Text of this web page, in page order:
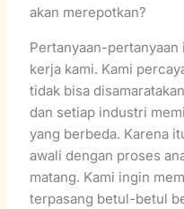
akan merepotkan?
Pertanyaan-
kerja kami. Kami
tidak bisa
dan setiap industri
yang berbeda. Karena
awali dengan proses
matang. Kami ingin
terpasang betul-betul